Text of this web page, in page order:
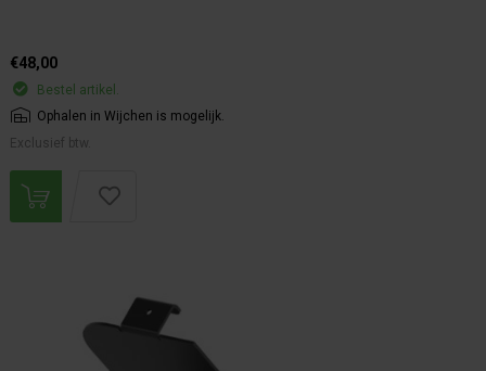
€48,00
Bestel artikel.
Ophalen in Wijchen is mogelijk.
Exclusief btw.